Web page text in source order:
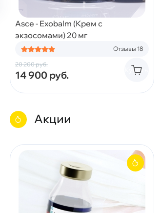
Asce - Exobalm (Крем с
экзосомами) 20 мг
Отзывы 18
20 200руб.
14 900 руб. Купить
Акции